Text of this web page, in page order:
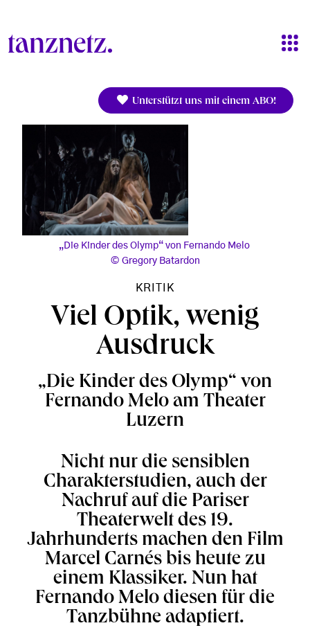
Unterstützt uns mit einem ABO!
„Die Kinder des Olymp“ von Fernando Melo
Gregory Batardon
KRITIK
Viel Optik, wenig
Ausdruck
„Die Kinder des Olymp“ von
Fernando Melo am Theater
Luzern
Nicht nur die sensiblen
Charakterstudien, auch der
Nachruf auf die Pariser
Theaterwelt des 19.
Jahrhunderts machen den Film
Marcel Carnés bis heute zu
einem Klassiker. Nun hat
Fernando Melo diesen für die
Tanzbühne adaptiert.